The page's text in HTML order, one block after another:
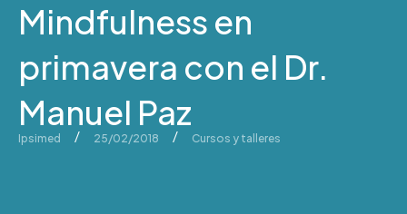
Mindfulness en
primavera con el Dr.
Manuel Paz
Ipsimed / 25/02/2018 / Cursos y talleres